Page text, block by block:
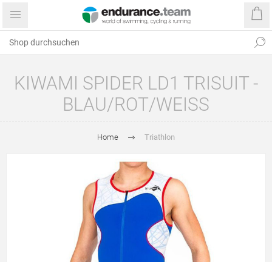
KIWAMI SPIDER LD1 TRISUIT -
BLAU/ROT/WEISS
Home Triathlon